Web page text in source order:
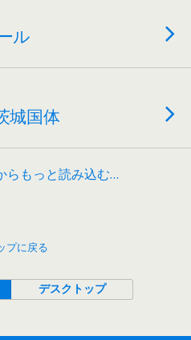
ル
城国体
らもっと読み込む…
プに戻る
デスクトップ